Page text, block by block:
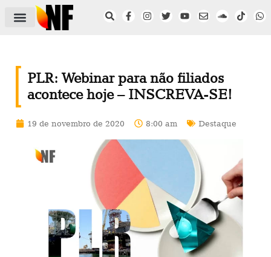
PLR: Webinar para não filiados
acontece hoje – INSCREVA-SE!
19 de novembro de 2020 8:00 am Destaque